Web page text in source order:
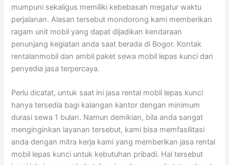
mumpuni sekaligus memiliki kebebasah megatur waktu
perjalanan. Alasan tersebut mondorong kami memberikan
ragam unit mobil yang dapat dijadikan kendaraan
penunjang kegiatan anda saat berada di Bogor. Kontak
rentalanmobil dan ambil paket sewa mobil lepas kunci dari
penyedia jasa terpercaya.
Perlu dicatat, untuk saat ini jasa rental mobil lepas kunci
hanya tersedia bagi kalangan kantor dengan minimum
durasi sewa 1 bulan. Namun demikian, bila anda sangat
menginginkan layanan tersebut, kami bisa memfasilitasi
anda dengan mitra kerja kami yang memberikan jasa rental
mobil lepas kunci untuk kebutuhan pribadi. Hal tersebut